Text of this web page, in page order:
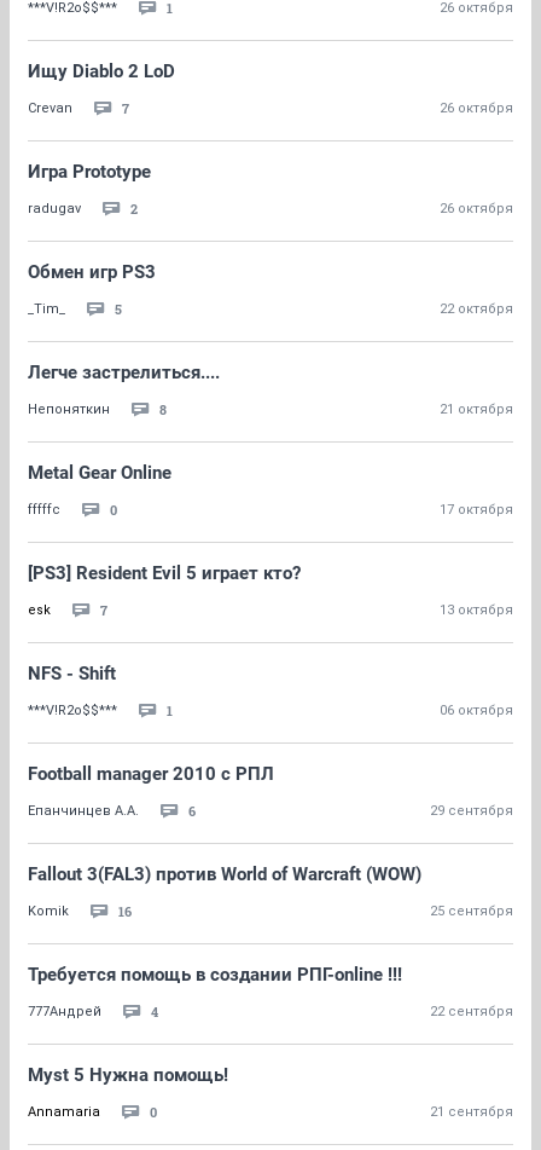
***V!R2o$$*** 1 26 октября
Ищу Diablo 2 LoD
Crevan 7 26 октября
Игра Prototype
radugav 2 26 октября
Обмен игр PS3
_Tim_ 5 22 октября
Легче застрелиться....
Непоняткин 8 21 октября
Metal Gear Online
fffffc 0 17 октября
[PS3] Resident Evil 5 играет кто?
esk 7 13 октября
NFS - Shift
***V!R2o$$*** 1 06 октября
Football manager 2010 с РПЛ
Епанчинцев А.А. 6 29 сентября
Fallout 3(FAL3) против World of Warcraft (WOW)
Komik 16 25 сентября
Требуется помощь в создании РПГ-online !!!
777Андрей 4 22 сентября
Myst 5 Нужна помощь!
Annamaria 0 21 сентября